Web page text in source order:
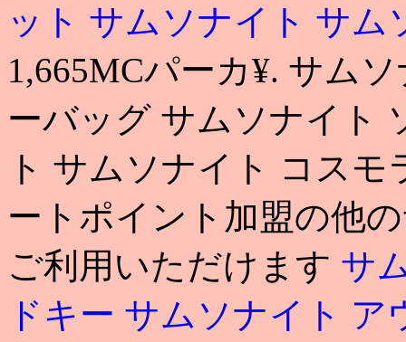
ット サムソナイト サム
1,665MCパーカ¥. サム
ーバッグ サムソナイト
ト サムソナイト コス
ートポイント加盟の他
ご利用いただけます サ
ドキー サムソナイト ア